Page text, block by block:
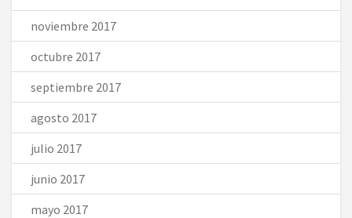
noviembre 2017
octubre 2017
septiembre 2017
agosto 2017
julio 2017
junio 2017
mayo 2017